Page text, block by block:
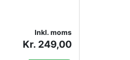
Inkl. moms
Kr. 249,00